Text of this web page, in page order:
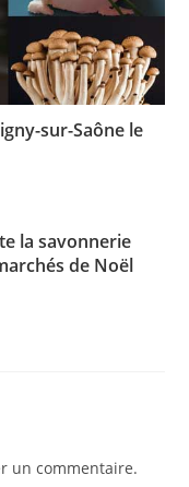
sur-Saône le
la savonnerie
de Noël
un commentaire.